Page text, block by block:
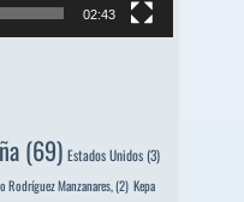
02:43
(69) Estados Unidos(3)
Rodríguez Manzanares, (2) Kepa